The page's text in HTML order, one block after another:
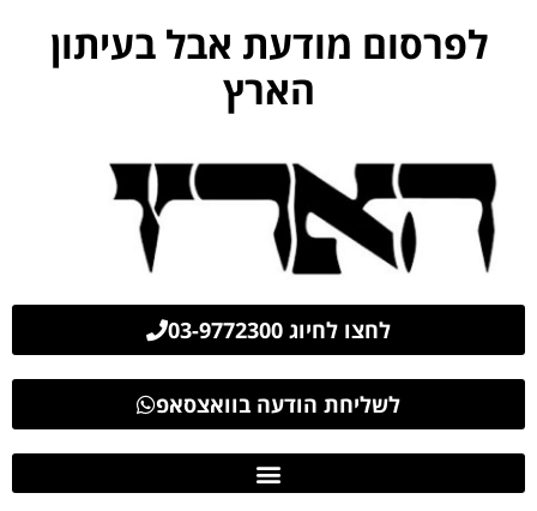
לפרסום מודעת אבל בעיתון
הארץ
לחצו לחיוג 03-9772300
לשליחת הודעה בוואצסאפ